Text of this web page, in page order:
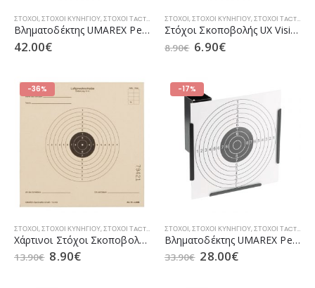
ΣΤΌΧΟΙ,ΣΤΌΧΟΙ ΚΥΝΗΓΙΟΎ,ΣΤΌΧΟΙ ΤACTICAL
Βληματοδέκτης UMAREX Perfecta Pellet Trap 17x17cm (3.2092)
42.00€
ΣΤΌΧΟΙ,ΣΤΌΧΟΙ ΚΥΝΗΓΙΟΎ,ΣΤΌΧΟΙ ΤACTICAL
Στόχoι Σκοποβολής UX Vision Targets (2.5045)
8.90€ 6.90€
-36%
ΣΤΌΧΟΙ,ΣΤΌΧΟΙ ΚΥΝΗΓΙΟΎ,ΣΤΌΧΟΙ ΤACTICAL
Χάρτινοι Στόχοι Σκοποβολής Flip Target Διαστάσεων 14x14cm 100τμχ (3.2098)
13.90€ 8.90€
-17%
ΣΤΌΧΟΙ,ΣΤΌΧΟΙ ΚΥΝΗΓΙΟΎ,ΣΤΌΧΟΙ ΤACTICAL
Βληματοδέκτης UMAREX Pellet Trap 17x17cm (3.2071)
33.90€ 28.00€